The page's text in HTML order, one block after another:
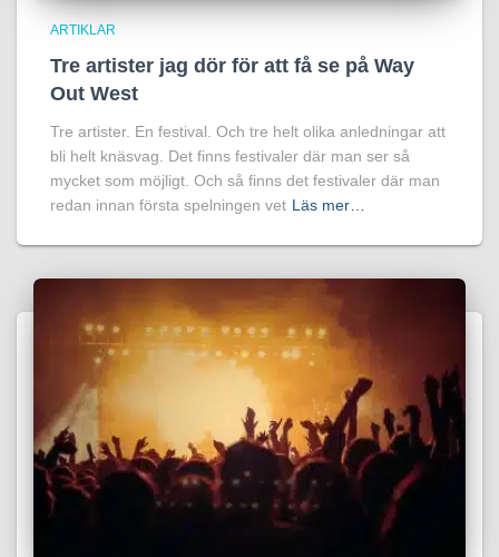
ARTIKLAR
Tre artister jag dör för att få se på Way
Out West
Tre artister. En festival. Och tre helt olika anledningar att
bli helt knäsvag. Det finns festivaler där man ser så
mycket som möjligt. Och så finns det festivaler där man
redan innan första spelningen vet Läs mer…